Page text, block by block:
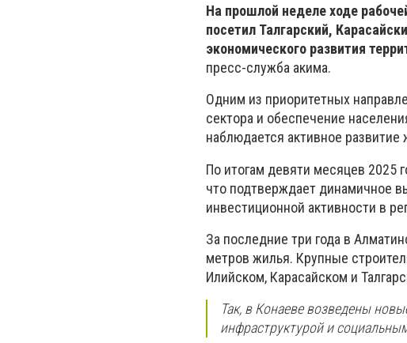
На прошлой неделе ходе
посетил Талгарский,
экономического развития
пресс-служба акима.
Одним из приоритетных
сектора и обеспечение
наблюдается активное
По итогам девяти месяцев 2025
что подтверждает динамичное
инвестиционной активности в
За последние три года в
метров жилья. Крупные
Илийском, Карасайском и
Так, в Конаеве возведены
инфраструктурой и